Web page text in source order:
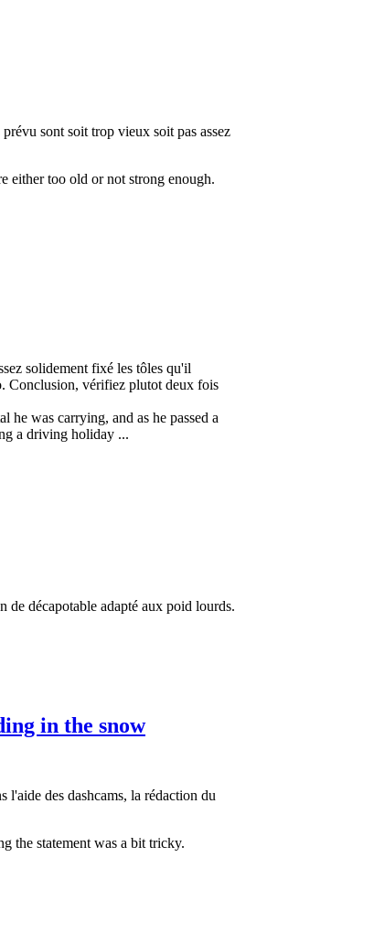
sont soit trop vieux soit pas assez
either too old or not strong enough.
solidement fixé les tôles qu'il
Conclusion, vérifiez plutot deux fois
was carrying, and as he passed a
a driving holiday ...
de décapotable adapté aux poid lourds.
in the snow
l'aide des dashcams, la rédaction du
the statement was a bit tricky.